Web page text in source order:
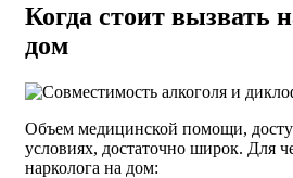
Когда стоит вызвать
дом
Объем медицинской помощи,
условиях, достаточно широк. Для
нарколога на дом: